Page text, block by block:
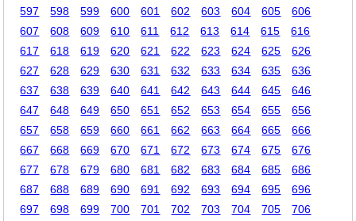
597
598 599 600 601 602 603 604 605
606
607
608 609 610 611 612 613 614 615
616
617
618 619 620 621 622 623 624 625
626
627
628 629 630 631 632 633 634 635
636
637
638 639 640 641 642 643 644 645
646
647
648 649 650 651 652 653 654 655
656
657
658 659 660 661 662 663 664 665
666
667
668 669 670 671 672 673 674 675
676
677
678 679 680 681 682 683 684 685
686
687
688 689 690 691 692 693 694 695
696
697
698 699 700 701 702 703 704 705
706